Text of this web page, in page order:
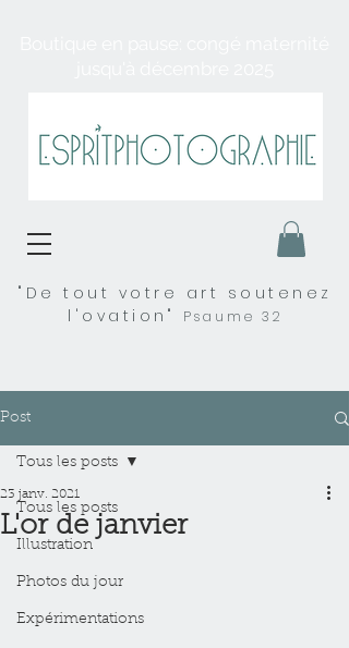
"De tout votre art soutenez
l'ovation"
Psaume 32
Post
Tous les posts
Illustration
Photos du jour
Expérimentations
Tous les posts
L'or de janvier
23 janv. 2021